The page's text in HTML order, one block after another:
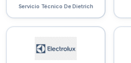
Servicio Técnico De Dietrich